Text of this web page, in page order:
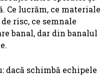
Ce lucrăm, ce materiale
risc, ce semnale
banal, dar din banalul
dacă schimbă echipele